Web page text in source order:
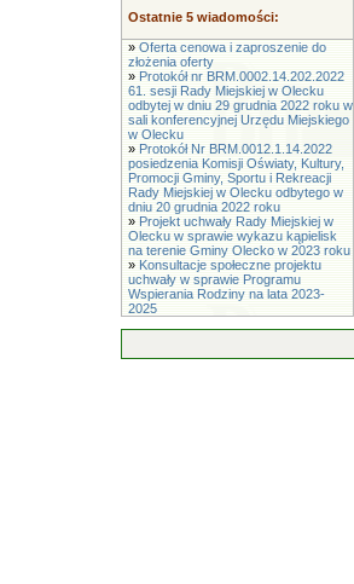
Ostatnie 5 wiadomości:
» Oferta cenowa i zaproszenie do
złożenia oferty
» Protokół nr BRM.0002.14.202.2022
61. sesji Rady Miejskiej w Olecku
odbytej w dniu 29 grudnia 2022 roku w
sali konferencyjnej Urzędu Miejskiego
w Olecku
» Protokół Nr BRM.0012.1.14.2022
posiedzenia Komisji Oświaty, Kultury,
Promocji Gminy, Sportu i Rekreacji
Rady Miejskiej w Olecku odbytego w
dniu 20 grudnia 2022 roku
» Projekt uchwały Rady Miejskiej w
Olecku w sprawie wykazu kąpielisk
na terenie Gminy Olecko w 2023 roku
» Konsultacje społeczne projektu
uchwały w sprawie Programu
Wspierania Rodziny na lata 2023-
2025